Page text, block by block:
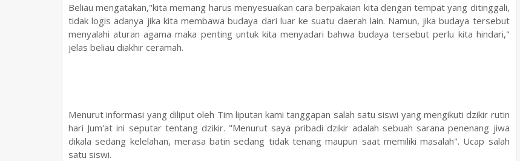
Beliau mengatakan,"kita memang harus menyesuaikan cara berpakaian kita dengan tempat yang ditinggali,
tidak logis adanya jika kita membawa budaya dari luar ke suatu daerah lain. Namun, jika budaya tersebut
menyalahi aturan agama maka penting untuk kita menyadari bahwa budaya tersebut perlu kita hindari,"
jelas beliau diakhir ceramah.
Menurut informasi yang diliput oleh Tim liputan kami tanggapan salah satu siswi yang mengikuti dzikir rutin
hari Jum'at ini seputar tentang dzikir. "Menurut saya pribadi dzikir adalah sebuah sarana penenang jiwa
dikala sedang kelelahan, merasa batin sedang tidak tenang maupun saat memiliki masalah". Ucap salah
satu siswi.